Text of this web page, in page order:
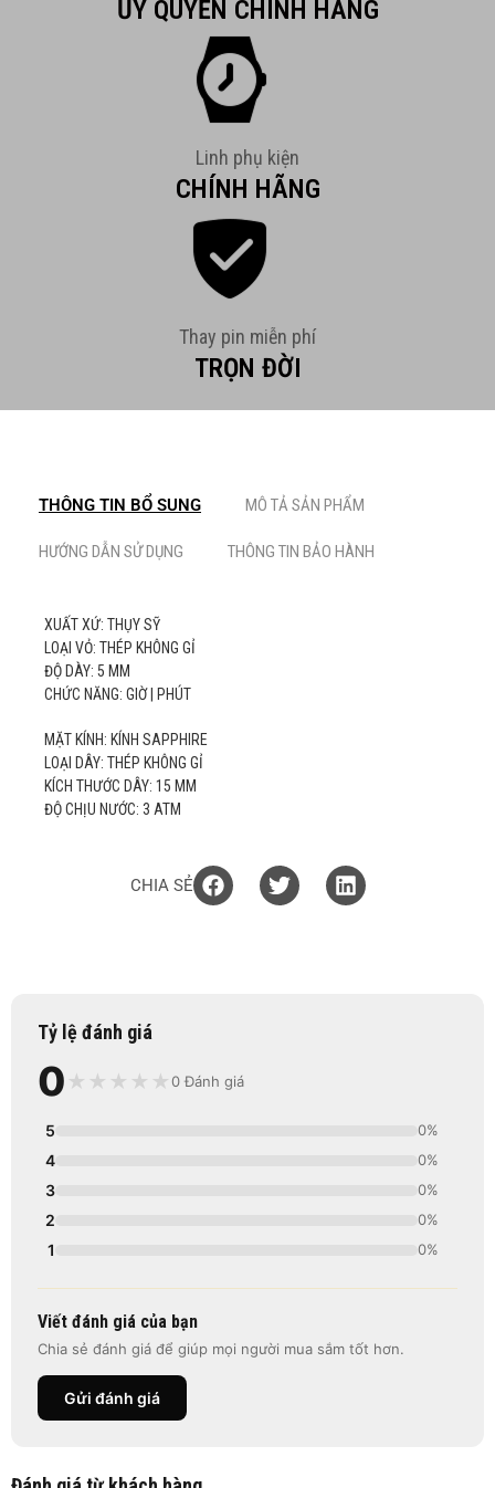
ỦY QUYỀN CHÍNH HÃNG
Linh phụ kiện
CHÍNH HÃNG
Thay pin miễn phí
TRỌN ĐỜI
THÔNG TIN BỔ SUNG MÔ TẢ SẢN PHẨM
HƯỚNG DẪN SỬ DỤNG THÔNG TIN BẢO HÀNH
XUẤT XỨ: THỤY SỸ
LOẠI VỎ: THÉP KHÔNG GỈ
ĐỘ DÀY: 5 MM
CHỨC NĂNG: GIỜ | PHÚT
MẶT KÍNH: KÍNH SAPPHIRE
LOẠI DÂY: THÉP KHÔNG GỈ
KÍCH THƯỚC DÂY: 15 MM
ĐỘ CHỊU NƯỚC: 3 ATM
CHIA SẺ
Tỷ lệ đánh giá
0 ★ ★ ★ ★ ★0 Đánh giá
5 0%
4 0%
3 0%
2 0%
1 0%
Viết đánh giá của bạn
Chia sẻ đánh giá để giúp mọi người mua sắm tốt hơn.
Gửi đánh giá